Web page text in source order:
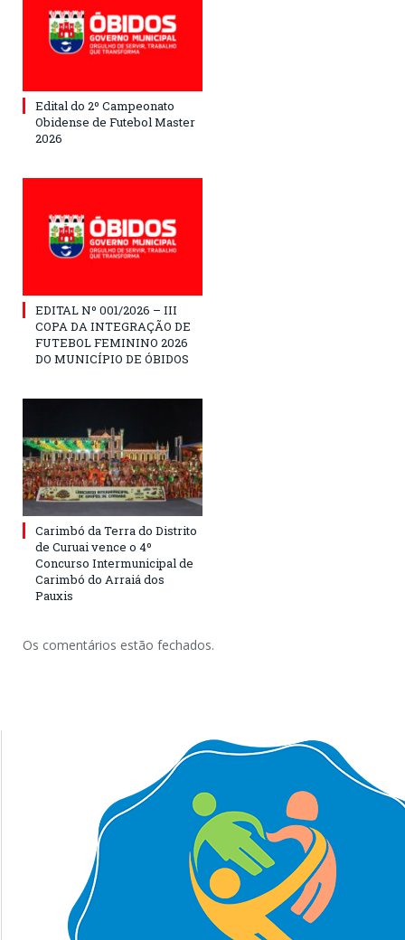
Edital do 2º Campeonato
Obidense de Futebol Master
2026
EDITAL Nº 001/2026 – III
COPA DA INTEGRAÇÃO DE
FUTEBOL FEMININO 2026
DO MUNICÍPIO DE ÓBIDOS
Carimbó da Terra do Distrito
de Curuai vence o 4º
Concurso Intermunicipal de
Carimbó do Arraiá dos
Pauxis
Os comentários estão fechados.